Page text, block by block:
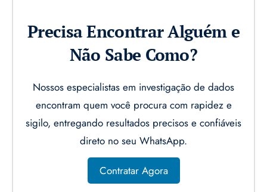
Precisa Encontrar Alguém e
Não Sabe Como?
Nossos especialistas em investigação de dados
encontram quem você procura com rapidez e
sigilo, entregando resultados precisos e confiáveis
direto no seu WhatsApp.
Contratar Agora